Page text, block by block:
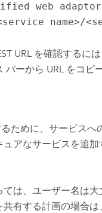
web adaptor
name>/
URL を確認するに
バーから URL をコ
ために、サービス
アなサービスを追
は、ユーザー名は
有する計画の場合は